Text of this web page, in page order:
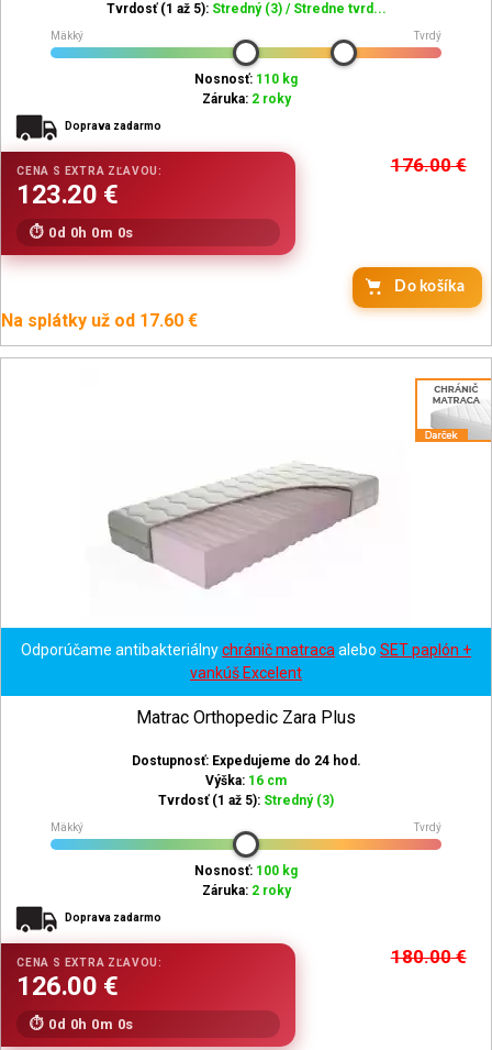
Tvrdosť (1 až 5): Stredný (3) / Stredne tvrd...
Mäkký Tvrdý
Nosnosť: 110 kg
Záruka: 2 roky
Doprava zadarmo
176.00€
0d 0h 0m 0s
Do košíka
Na splátky už od 17.60 €
Odporúčame antibakteriálnychránič matraca alebo SET paplón +
vankúš Excelent
Matrac Orthopedic Zara Plus
Dostupnosť: Expedujeme do 24 hod.
Výška: 16 cm
Tvrdosť (1 až 5): Stredný (3)
Mäkký Tvrdý
Nosnosť: 100 kg
Záruka: 2 roky
Doprava zadarmo
180.00€
0d 0h 0m 0s